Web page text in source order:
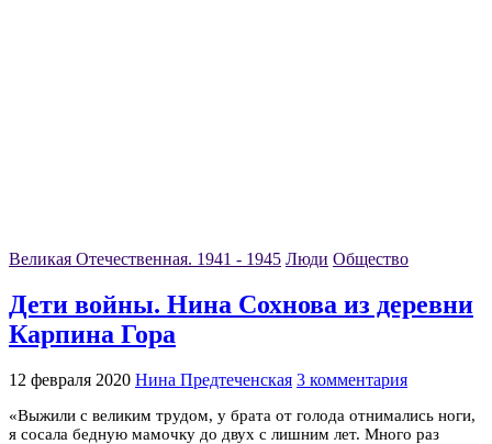
Великая Отечественная. 1941 - 1945 Люди Общество
Дети войны. Нина Сохнова из деревни
Карпина Гора
12 февраля 2020 Нина Предтеченская 3 комментария
«Выжили с великим трудом, у брата от голода отнимались ноги,
я сосала бедную мамочку до двух с лишним лет. Много раз